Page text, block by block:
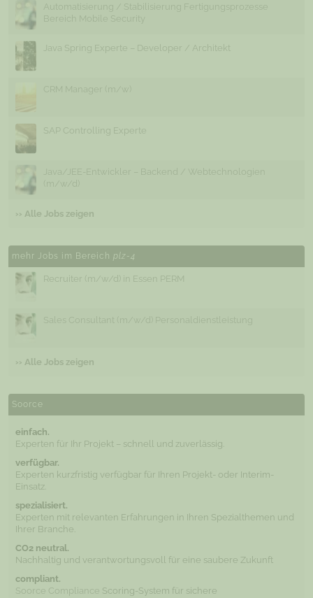
Automatisierung / Stabilisierung Fertigungsprozesse
Bereich Mobile Security
Java Spring Experte – Developer / Architekt
CRM Manager (m/w)
SAP Controlling Experte
Java/JEE-Entwickler – Backend / Webtechnologien
(m/w/d)
›› Alle Jobs zeigen
mehr Jobs im Bereich plz-4
Recruiter (m/w/d) in Essen PERM
Sales Consultant (m/w/d) Personaldienstleistung
›› Alle Jobs zeigen
Soorce
einfach.
Experten für Ihr Projekt – schnell und zuverlässig.
verfügbar.
Experten kurzfristig verfügbar für Ihren Projekt- oder Interim-
Einsatz.
spezialisiert.
Experten mit relevanten Erfahrungen in Ihren Spezialthemen und
Ihrer Branche.
CO2 neutral.
Nachhaltig und verantwortungsvoll für eine saubere Zukunft
compliant.
Soorce Compliance Scoring-System für sichere